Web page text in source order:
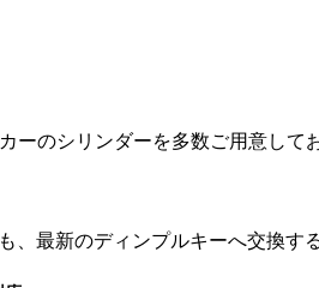
ーのシリンダーを多数ご用意し
、最新のディンプルキーへ交換す